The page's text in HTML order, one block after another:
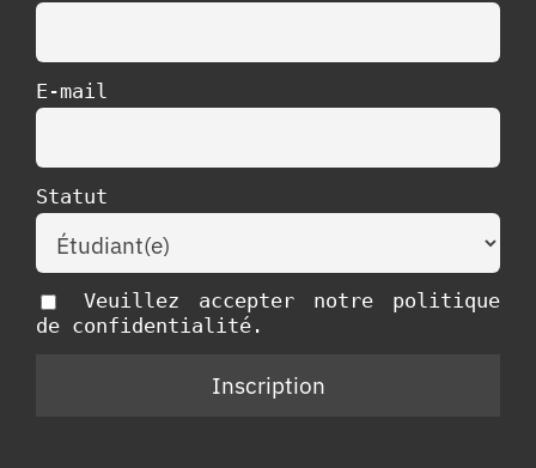
E-mail
Statut
Veuillez accepter notre politique
de confidentialité.